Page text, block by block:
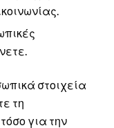
στοιχεία
τη
για την